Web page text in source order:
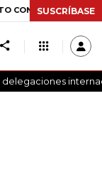
29,66%
SUSCRÍBASE